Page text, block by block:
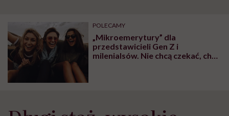
głupota i brak
wyobraźni"
pracy
POLECAMY
„Mikroemerytury” dla
przedstawicieli Gen Z i
milenialsów. Nie chcą czekać, chcą